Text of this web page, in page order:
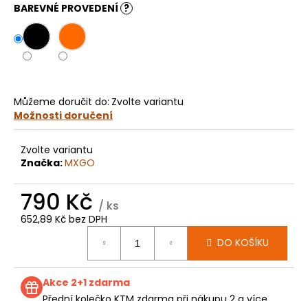
BAREVNÉ PROVEDENÍ ?
Můžeme doručit do: Zvolte variantu
Možnosti doručení
Zvolte variantu
Značka:MXGO
790 Kč / ks
652,89 Kč bez DPH
DO KOŠÍKU
Akce 2+1 zdarma
m
e
YZ65
(18-
24)
E570
199
Kč